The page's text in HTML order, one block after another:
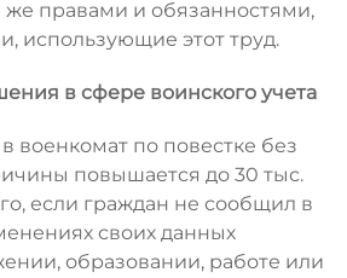
же правами и обязанностями,
использующие этот труд.
в сфере воинского учета
военкомат по повестке без
повышается до 30 тыс.
если граждан не сообщил в
своих данных
образовании, работе или